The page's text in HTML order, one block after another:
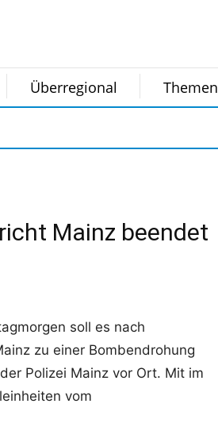
Überregional Themen
Mainz beendet
soll es nach
zu einer Bombendrohung
Polizei Mainz vor Ort. Mit im
vom